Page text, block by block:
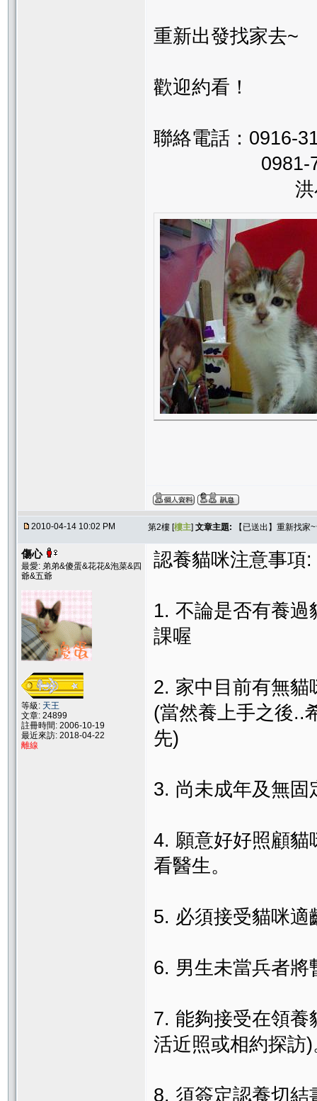
重新出發找家去~
歡迎約看！
聯絡電話：0916-
0981-
洪小
2010-04-14 10:02 PM 第2樓 [樓主] 文章主題: 【已送出】重新找
傷心
最愛: 弟弟&傻蛋&花花&泡菜&四
爺&五爺
等級: 天王
文章: 24899
註冊時間: 2006-10-19
最近來訪: 2018-04-22
離線
認養貓咪注意事項:
1. 不論是否有養
課喔
2. 家中目前有無貓
(當然養上手之後..
先)
3. 尚未成年及無固
4. 願意好好照顧貓
看醫生。
5. 必須接受貓咪適
6. 男生未當兵者將
7. 能夠接受在領養
活近照或相約探訪)
8. 須簽定認養切結